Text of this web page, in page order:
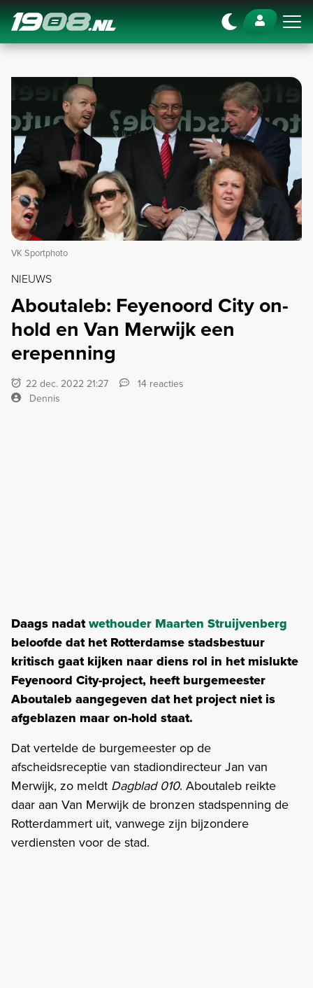
Navigation
VK Sportphoto
NIEUWS
Aboutaleb: Feyenoord City on-
hold en Van Merwijk een
erepenning
22 dec. 2022 21:27
14 reacties
Dennis
Daags nadatwethouder Maarten Struijvenberg
beloofde dat het Rotterdamse stadsbestuur
kritisch gaat kijken naar diens rol in het mislukte
Feyenoord City-project, heeft burgemeester
Aboutaleb aangegeven dat het project niet is
afgeblazen maar on-hold staat.
Dat vertelde de burgemeester op de
afscheidsreceptie van stadiondirecteur Jan van
Merwijk, zo meldt Dagblad 010. Aboutaleb reikte
daar aan Van Merwijk de bronzen stadspenning de
Rotterdammert uit, vanwege zijn bijzondere
verdiensten voor de stad.